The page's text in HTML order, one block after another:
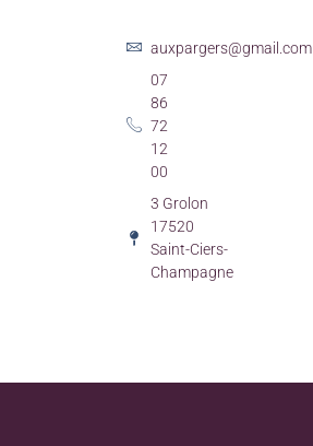
auxpargers@gmail.com
07
86
72
12
00
3 Grolon
17520
Saint-Ciers-
Champagne